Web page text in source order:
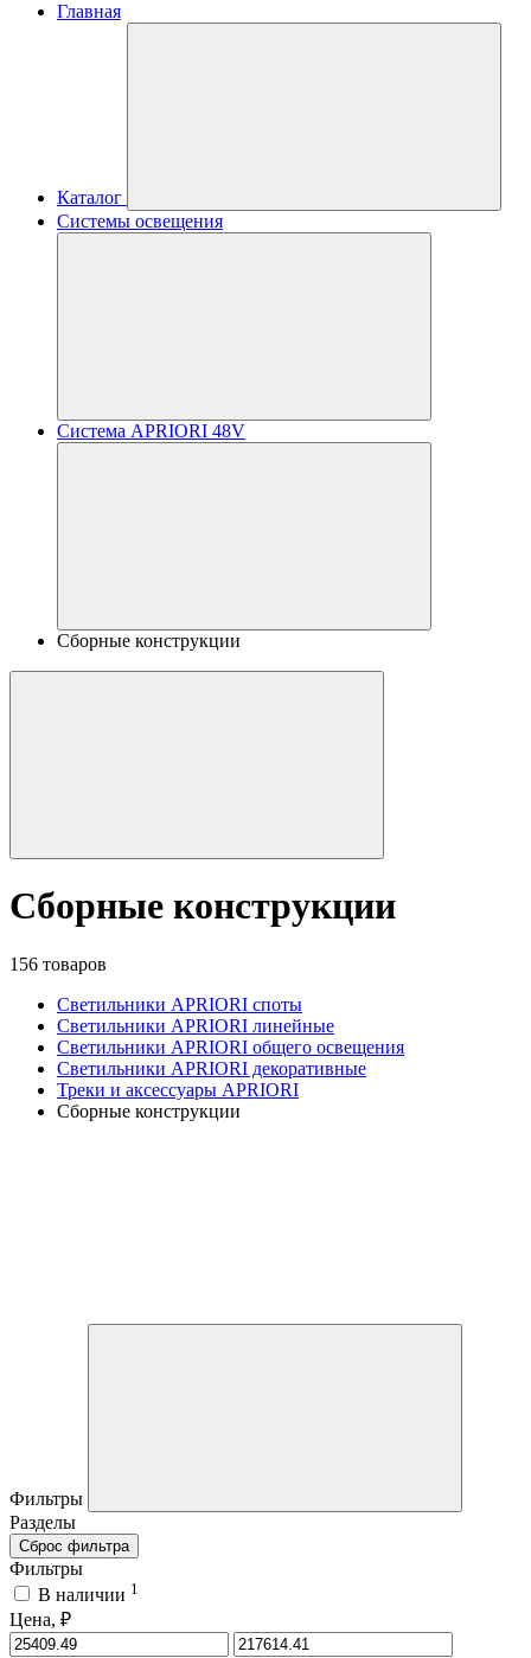
Главная
Каталог
Системы освещения
Система APRIORI 48V
Сборные конструкции
Сборные конструкции
156 товаров
Светильники APRIORI споты
Светильники APRIORI линейные
Светильники APRIORI общего освещения
Светильники APRIORI декоративные
Треки и аксессуары APRIORI
Сборные конструкции
Фильтры
Разделы
Сброс фильтра
Фильтры
В наличии 1
Цена, ₽